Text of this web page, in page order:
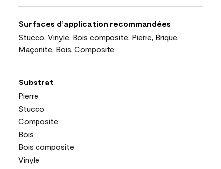
Surfaces d’application recommandées
Stucco, Vinyle, Bois composite, Pierre, Brique,
Maçonite, Bois, Composite
Substrat
Pierre
Stucco
Composite
Bois
Bois composite
Vinyle